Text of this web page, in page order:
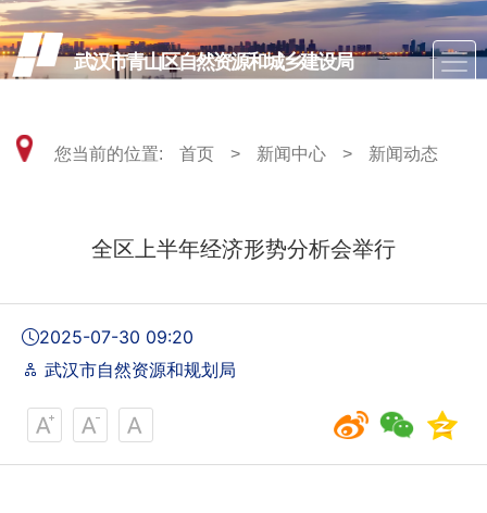
武汉市青山区自然资源和城乡建设局
您当前的位置: 首页 > 新闻中心 > 新闻动态
全区上半年经济形势分析会举行
2025-07-30 09:20
武汉市自然资源和规划局